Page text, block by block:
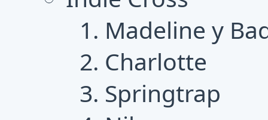
Madeline y
Charlotte
Springtrap